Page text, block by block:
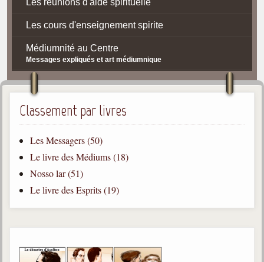
Les réunions d'aide spirituelle
Les cours d'enseignement spirite
Médiumnité au Centre
Messages expliqués et art médiumnique
Contact / Accès
Plan d'accès
La doctrine Spirite
Les bases du spiritisme
But des manifestations spirites
Classement par livres
Les Messagers (50)
Le livre des Médiums (18)
Nosso lar (51)
Le livre des Esprits (19)